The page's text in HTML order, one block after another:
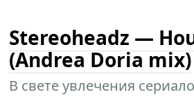
Stereoheadz —
(Andrea Doria mix)
В свете увлечения